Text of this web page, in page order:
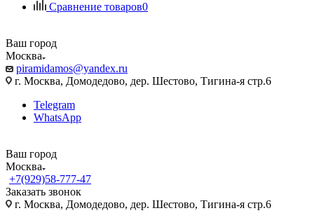
Сравнение товаров0
Ваш город
Москва
piramidamos@yandex.ru
г. Москва, Домодедово, дер. Шестово, Тигина-я стр.6
Telegram
WhatsApp
Ваш город
Москва
+7(929)58-777-47
Заказать звонок
г. Москва, Домодедово, дер. Шестово, Тигина-я стр.6